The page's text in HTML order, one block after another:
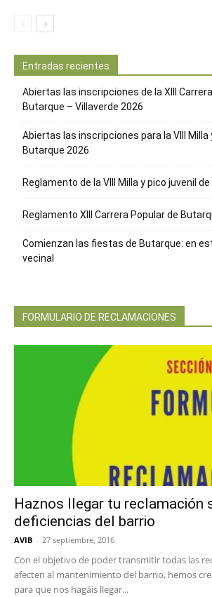
Entradas recientes
Abiertas las inscripciones de la XIII
Butarque – Villaverde 2026
Abiertas las inscripciones para la VIII Milla
Butarque 2026
Reglamento de la VIII Milla y pico juvenil
Reglamento XIII Carrera Popular de
Comienzan las fiestas de Butarque: en
vecinal
FORMULARIO DE RECLAMACIONES
Haznos llegar tu reclamación
deficiencias del barrio
AVIB - 27 septiembre, 2016
Con el objetivo de poder transmitir todas las
afecten al mantenimiento del barrio, hemos
para que nos hagáis llegar...